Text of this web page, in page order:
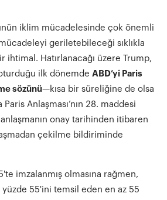
iklim mücadelesinde çok önemli
geriletebileceği sıklıkla
Hatırlanacağı üzere Trump,
ilk dönemde ABD’yi Paris
sözünü—kısa bir süreliğine de olsa
Anlaşması’nın 28. maddesi
onay tarihinden itibaren
çekilme bildiriminde
imzalanmış olmasına rağmen,
yüzde 55'ini temsil eden en az 55